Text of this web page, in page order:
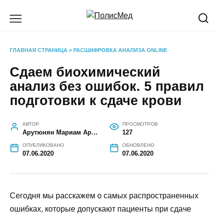
ГЛАВНАЯ СТРАНИЦА » РАСШИФРОВКА АНАЛИЗА ONLINE
Сдаем биохимический
анализ без ошибок. 5 правил
подготовки к сдаче крови
АВТОР
Арутюнян Мариам Арутюновна
ПРОСМОТРОВ
127
ОПУБЛИКОВАНО
07.06.2020
ОБНОВЛЕНО
07.06.2020
Сегодня мы расскажем о самых распространенных
ошибках, которые допускают пациенты при сдаче